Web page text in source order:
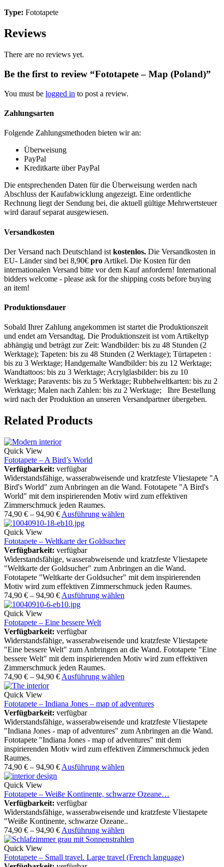
Type: Fototapete
Reviews
There are no reviews yet.
Be the first to review “Fototapete – Map (Poland)”
You must be logged in to post a review.
Zahlungsarten
Folgende Zahlungsmethoden bieten wir an:
Überweisung
PayPal
Kreditkarte über PayPal
Die entsprechenden Daten für die Überweisung werden nach
Abschluss der Kaufabwicklung angezeigt. Eine ordentliche
Rechnung liegt der Sendung bei, die aktuell gültige Mehrwertsteuer
wird darauf separat ausgewiesen.
Versandkosten
Der Versand nach Deutschland ist kostenlos. Die Versandkosten in
EU- Länder sind bei 8,90€ pro Artikel. Die Kosten für den
internationalen Versand bitte vor dem Kauf anfordern! International
bidders welcome - please ask for the shipping costs before buying
an item!
Produktionsdauer
Sobald Ihrer Zahlung angekommen ist startet die Produktionszeit
und endet am Versandtag. Die Produktionszeit ist vom Artikeltyp
abhängig und beträgt zur Zeit: Wandbilder: bis zu 48 Stunden (2
Werktage); Tapeten: bis zu 48 Stunden (2 Werktage); Türtapeten :
bis zu 3 Werktage; Handgemalte Wandbilder: bis zu 12 Werktage;
Wandtattoos: bis zu 3 Werktage; Acrylglasbilder: bis zu 10
Werktage; Paravents: bis zu 5 Werktage; Rubbelweltkarten: bis zu 2
Werktage; Malen nach Zahlen: bis zu 2 Werktage; Ihre Bestellung
wird nach der Produktion an unseren Versandpartner übergeben.
Related Products
Quick View
Fototapete – A Bird’s World
Verfügbarkeit: verfügbar
Widerstandsfähige, wasserabweisende und kratzfeste Vliestapete "A
Bird's World" zum Anbringen an die Wand. Fototapete "A Bird's
World" mit dem inspirierenden Motiv wird zum effektiven
Zimmerschmuck jeden Raumes.
74,90 € – 94,90 € Ausführung wählen
Quick View
Fototapete – Weltkarte der Goldsucher
Verfügbarkeit: verfügbar
Widerstandsfähige, wasserabweisende und kratzfeste Vliestapete
"Weltkarte der Goldsucher" zum Anbringen an die Wand.
Fototapete "Weltkarte der Goldsucher" mit dem inspirierenden
Motiv wird zum effektiven Zimmerschmuck jeden Raumes.
74,90 € – 94,90 € Ausführung wählen
Quick View
Fototapete – Eine bessere Welt
Verfügbarkeit: verfügbar
Widerstandsfähige, wasserabweisende und kratzfeste Vliestapete
"Eine bessere Welt" zum Anbringen an die Wand. Fototapete "Eine
bessere Welt" mit dem inspirierenden Motiv wird zum effektiven
Zimmerschmuck jeden Raumes.
74,90 € – 94,90 € Ausführung wählen
Quick View
Fototapete – Indiana Jones – map of adventures
Verfügbarkeit: verfügbar
Widerstandsfähige, wasserabweisende und kratzfeste Vliestapete
"Indiana Jones - map of adventures" zum Anbringen an die Wand.
Fototapete "Indiana Jones - map of adventures" mit dem
inspirierenden Motiv wird zum effektiven Zimmerschmuck jeden
Raumes.
74,90 € – 94,90 € Ausführung wählen
Quick View
Fototapete – Weiße Kontinente, schwarze Ozeane…
Verfügbarkeit: verfügbar
Widerstandsfähige, wasserabweisende und kratzfeste Vliestapete
"Weiße Kontinente, schwarze Ozeane..
74,90 € – 94,90 € Ausführung wählen
Quick View
Fototapete – Small travel. Large travel (French language)